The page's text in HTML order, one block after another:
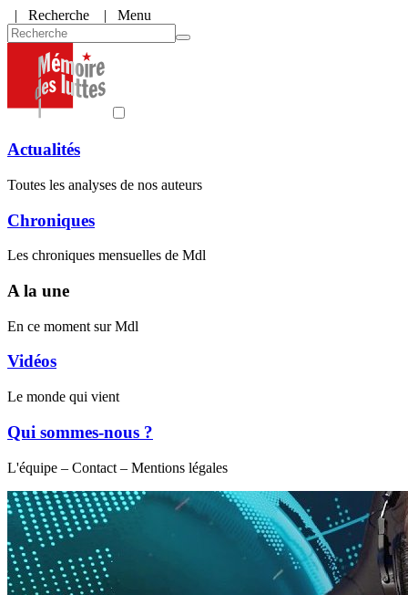
| Recherche | Menu
Actualités
Toutes les analyses de nos auteurs
Chroniques
Les chroniques mensuelles de Mdl
A la une
En ce moment sur Mdl
Vidéos
Le monde qui vient
Qui sommes-nous ?
L'équipe – Contact – Mentions légales